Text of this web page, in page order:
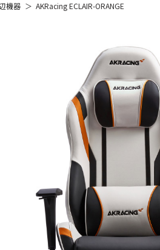
機器 AKRacing ECLAIR-ORANGE